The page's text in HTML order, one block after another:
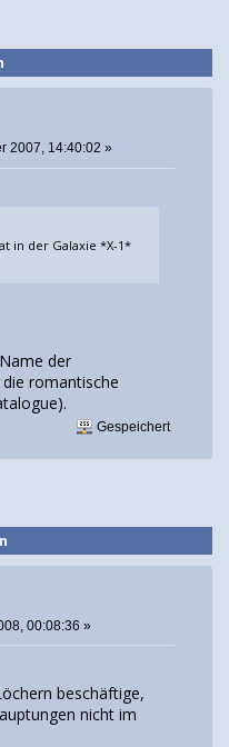
2007, 14:40:02 »
in der Galaxie *X-1*
der
romantische
Gespeichert
00:08:36 »
beschäftige,
nicht im